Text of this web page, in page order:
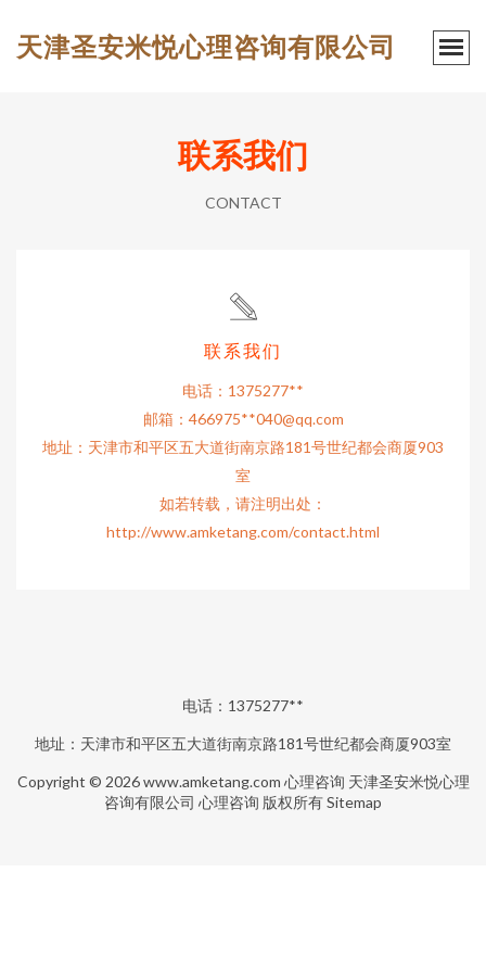
天津圣安米悦心理咨询有限公司
联系我们
CONTACT
联系我们
电话：1375277**
邮箱：466975**040@qq.com
地址：天津市和平区五大道街南京路181号世纪都会商厦903
室
如若转载，请注明出处：
http://www.amketang.com/contact.html
电话：1375277**
地址：天津市和平区五大道街南京路181号世纪都会商厦903室
Copyright © 2026www.amketang.com 心理咨询 天津圣安米悦心理
咨询有限公司 心理咨询 版权所有Sitemap